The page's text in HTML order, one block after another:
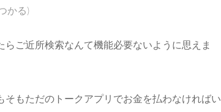
かる)
ご近所検索なんて機能必要ないように思えま
もただのトークアプリでお金を払わなければい